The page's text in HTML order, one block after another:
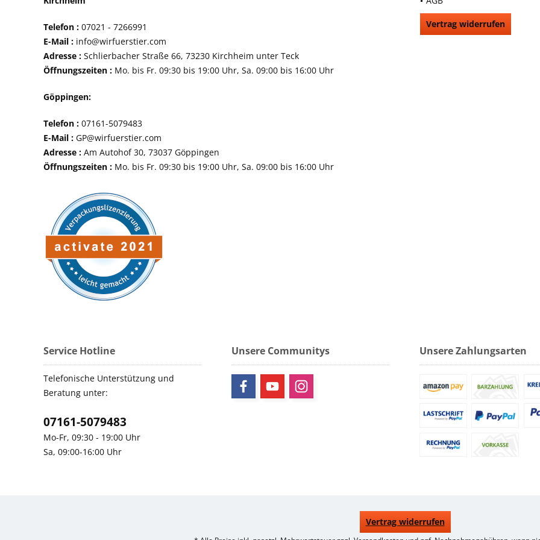
Telefon : 07021 - 7266991
E-Mail : info@wirfuerstier.com
Adresse : Schlierbacher Straße 66, 73230 Kirchheim unter Teck
Öffnungszeiten : Mo. bis Fr. 09:30 bis 19:00 Uhr, Sa. 09:00 bis 16:00 Uhr
Göppingen:
Telefon : 07161-5079483
E-Mail : GP@wirfuerstier.com
Adresse : Am Autohof 30, 73037 Göppingen
Öffnungszeiten : Mo. bis Fr. 09:30 bis 19:00 Uhr, Sa. 09:00 bis 16:00 Uhr
Vertrag widerrufen
Service Hotline
Telefonische Unterstützung und
Beratung unter:
07161-5079483
Mo-Fr, 09:30 - 19:00 Uhr
Sa, 09:00-16:00 Uhr
Unsere Communitys Unsere Zahlungsarten
Vertrag widerrufen